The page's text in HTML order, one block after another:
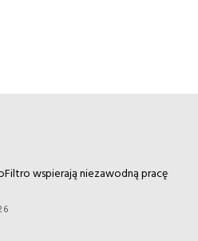
wspierają niezawodną pracę